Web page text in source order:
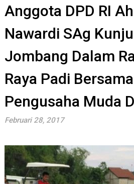
Anggota DPD RI
Nawardi SAg
Jombang Dalam
Raya Padi
Pengusaha Muda
Februari 28, 2017